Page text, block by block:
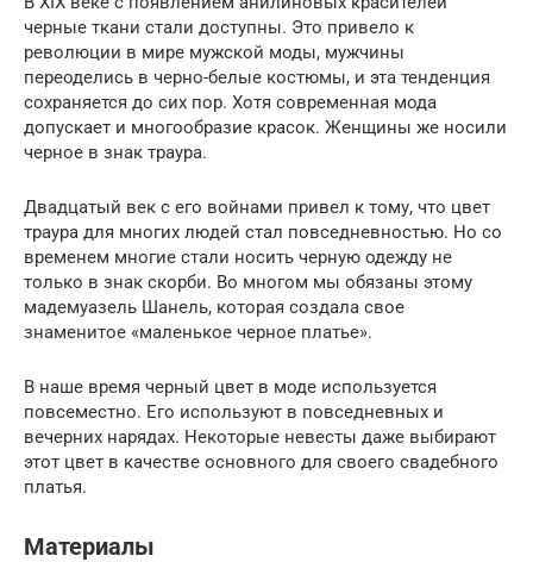
черные ткани стали доступны. Это привело к
революции в мире мужской моды, мужчины
переоделись в черно-белые костюмы, и эта тенденция
сохраняется до сих пор. Хотя современная мода
допускает и многообразие красок. Женщины же носили
черное в знак траура.
Двадцатый век с его войнами привел к тому, что цвет
траура для многих людей стал повседневностью. Но со
временем многие стали носить черную одежду не
только в знак скорби. Во многом мы обязаны этому
мадемуазель Шанель, которая создала свое
знаменитое «маленькое черное платье».
В наше время черный цвет в моде используется
повсеместно. Его используют в повседневных и
вечерних нарядах. Некоторые невесты даже выбирают
этот цвет в качестве основного для своего свадебного
платья.
Материалы